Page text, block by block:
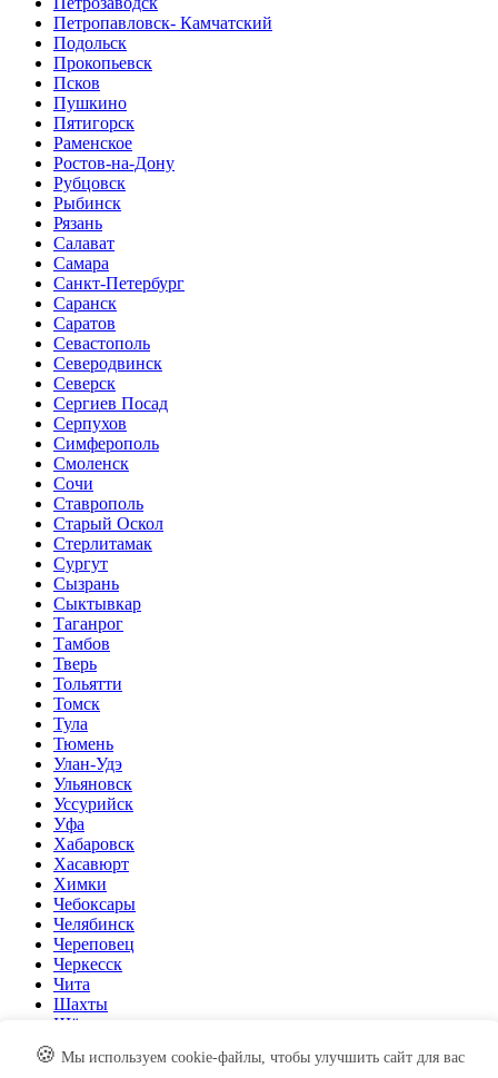
🍪 Мы используем cookie-файлы, чтобы улучшить сайт для вас
Петропавловск- Камчатский
Подольск
Прокопьевск
Псков
Пушкино
Пятигорск
Раменское
Ростов-на-Дону
Рубцовск
Рыбинск
Рязань
Салават
Самара
Санкт-Петербург
Саранск
Саратов
Севастополь
Северодвинск
Северск
Сергиев Посад
Серпухов
Симферополь
Смоленск
Сочи
Ставрополь
Старый Оскол
Стерлитамак
Сургут
Сызрань
Сыктывкар
Таганрог
Тамбов
Тверь
Тольятти
Томск
Тула
Тюмень
Улан-Удэ
Ульяновск
Уссурийск
Уфа
Хабаровск
Хасавюрт
Химки
Чебоксары
Челябинск
Череповец
Черкесск
Чита
Шахты
Щёлково
Элиста